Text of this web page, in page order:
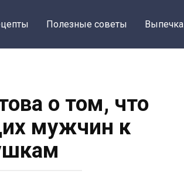
Полезные советы Выпечка
о том, что
мужчин к